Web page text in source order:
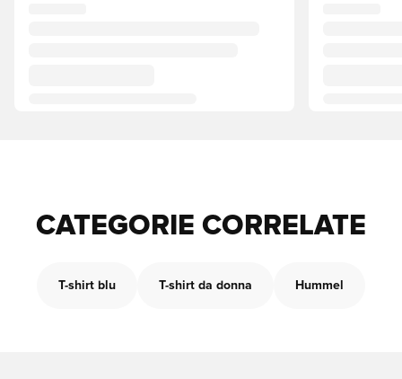
CATEGORIE CORRELATE
T-shirt blu T-shirt da donna Hummel